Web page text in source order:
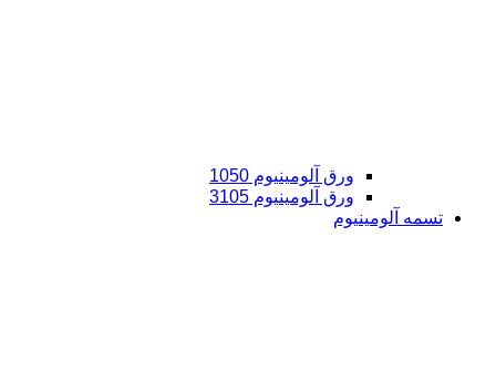
ورق آلومینیوم 1050
ورق آلومینیوم 3105
تسمه آلومینیوم